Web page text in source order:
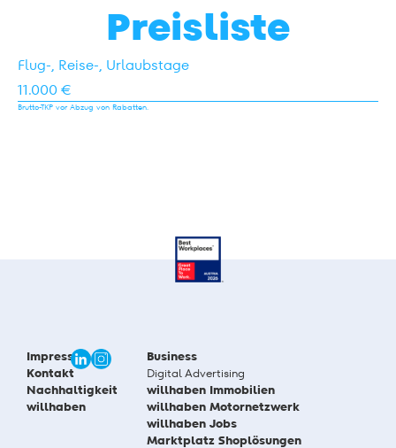
Preisliste
Flug-, Reise-, Urlaubstage
11.000 €
Brutto-TKP vor Abzug von Rabatten.
Impressum
Kontakt
Nachhaltigkeit
willhaben
Business
Digital Advertising
willhaben Immobilien
willhaben Motornetzwerk
willhaben Jobs
Marktplatz Shoplösungen